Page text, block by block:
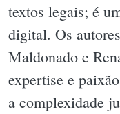
textos legais; é
digital. Os
Maldonado e
expertise e
a complexidade